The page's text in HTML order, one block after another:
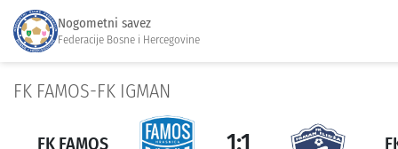
Nogometni savez
Federacije Bosne i Hercegovine
FK FAMOS-FK IGMAN
FK FAMOS 1:1